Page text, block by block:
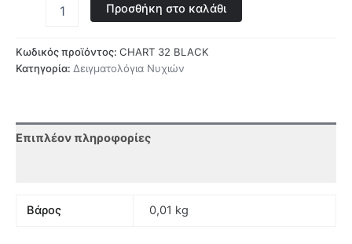
Προσθήκη στο καλάθι
Κωδικός προϊόντος: CHART 32 BLACK
Κατηγορία: Δειγματολόγια Νυχιών
Επιπλέον πληροφορίες
Βάρος 0,01 kg